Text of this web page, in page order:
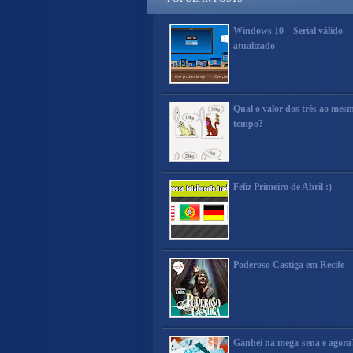
Windows 10 – Serial válido
atualizado
Qual o valor dos três ao
tempo?
Feliz Primeiro de Abril :)
Poderoso Castiga em Recife
Ganhei na mega-sena e